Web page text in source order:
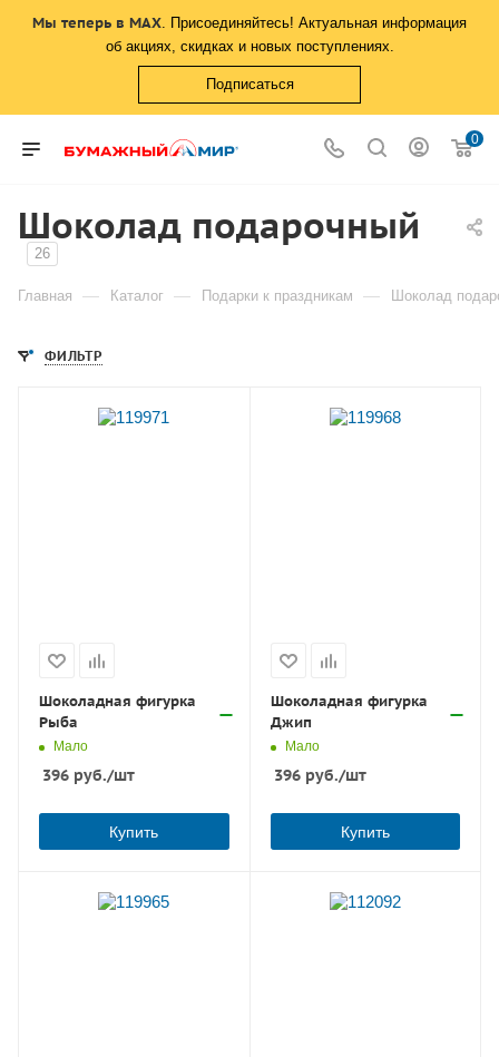
Мы теперь в MAX. Присоединяйтесь! Актуальная информация
об акциях, скидках и новых поступлениях.
Подписаться
0
Шоколад подарочный
26
Главная — Каталог — Подарки к праздникам — Шоколад
ФИЛЬТР
Шоколадная фигурка
Рыба
Мало
396 руб./шт
Купить
Шоколадная фигурка
Джип
Мало
396руб./шт
Купить